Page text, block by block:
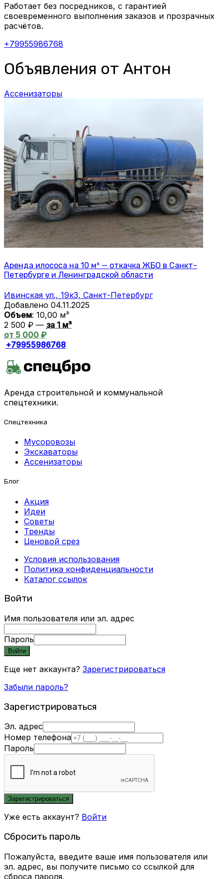
Работает без посредников, с гарантией
своевременного выполнения заказов и прозрачных
расчётов.
+79955986768
Объявления от Антон
Ассенизаторы
Аренда илососа на 10 м³ — откачка ЖБО в Санкт-
Петербурге и Ленинградской области
Ивинская ул., 19к3, Санкт-Петербург
Добавлено 04.11.2025
Объем: 10,00 м³
2 500 ₽ — за 1 м³
от 5 000 ₽
+79955986768
Аренда строительной и коммунальной
спецтехники.
Спецтехника
Мусоровозы
Экскаваторы
Ассенизаторы
Блог
Акция
Идеи
Советы
Тренды
Ценовой срез
Условия использования
Политика конфиденциальности
Каталог ссылок
Войти
Имя пользователя или эл. адрес
Пароль
Войти
Еще нет аккаунта? Зарегистрироваться
Забыли пароль?
Зарегистрироваться
Эл. адрес
Номер телефона
Пароль
Зарегистрироваться
Уже есть аккаунт? Войти
Сбросить пароль
Пожалуйста, введите ваше имя пользователя или
эл. адрес, вы получите письмо со ссылкой для
сброса пароля.